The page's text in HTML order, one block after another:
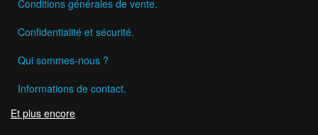
Conditions générales de vente.
Confidentialité et sécurité.
Qui sommes-nous ?
Informations de contact.
Et plus encore